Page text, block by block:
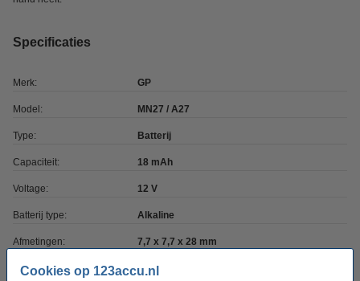
Cookies op 123accu.nl
Specificaties
Merk: GP
Model: MN27 / A27
Type: Batterij
Capaciteit: 18 mAh
Voltage: 12 V
Batterij type: Alkaline
Afmetingen: 7,7 x 7,7 x 28 mm
Aantal: 10